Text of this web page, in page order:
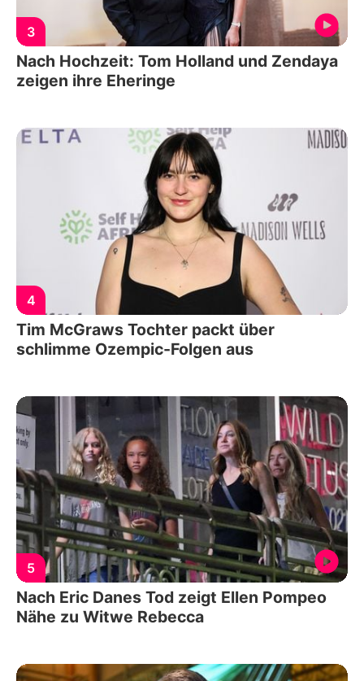
3
Nach Hochzeit: Tom Holland und Zendaya
zeigen ihre Eheringe
4
Tim McGraws Tochter packt über
schlimme Ozempic-Folgen aus
5
Nach Eric Danes Tod zeigt Ellen Pompeo
Nähe zu Witwe Rebecca